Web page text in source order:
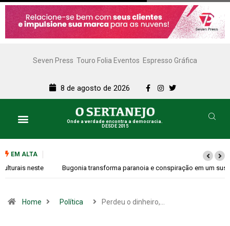
Seven Press Touro Folia Eventos Espresso Gráfica
8 de agosto de 2026
Onde a verdade encontra a democracia.
DESDE 2015
EM ALTA
Bugonia transforma paranoia e conspiração em um suspense imprevisível
Home Política Perdeu o dinheiro,…